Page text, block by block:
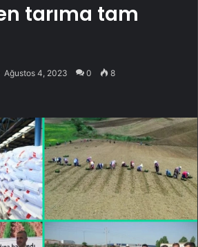
tarıma tam
Ağustos 4, 2023 0 8